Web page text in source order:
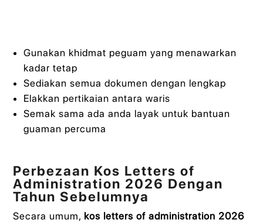
Gunakan khidmat peguam yang menawarkan
kadar tetap
Sediakan semua dokumen dengan lengkap
Elakkan pertikaian antara waris
Semak sama ada anda layak untuk bantuan
guaman percuma
Perbezaan Kos Letters of
Administration 2026 Dengan
Tahun Sebelumnya
Secara umum, kos letters of administration 2026